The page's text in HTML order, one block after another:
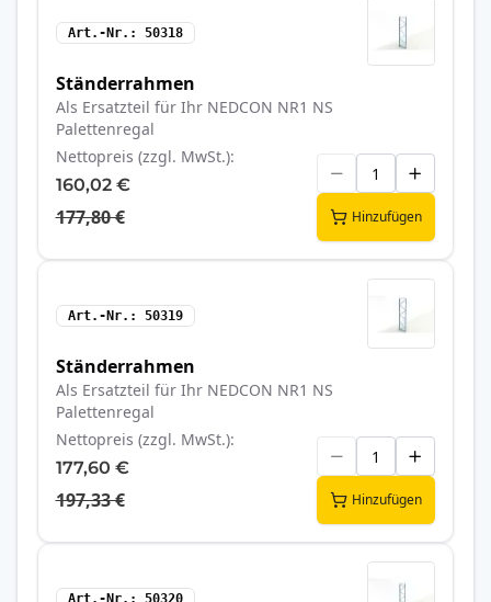
Art.-Nr. 50318
Ständerrahmen
Als Ersatzteil für Ihr NEDCON NR1 NS
Palettenregal
Nettopreis (zzgl. MwSt.)
160,02 €
177,80 € Hinzufügen
Art.-Nr. 50319
Ständerrahmen
Als Ersatzteil für Ihr NEDCON NR1 NS
Palettenregal
Nettopreis (zzgl. MwSt.)
177,60 €
197,33 € Hinzufügen
Art.-Nr. 50320